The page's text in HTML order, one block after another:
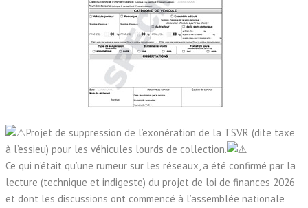
Projet de suppression de l’exonération de la TSVR (dite taxe
à l’essieu) pour les véhicules lourds de collection.
Ce qui n’était qu’une rumeur sur les réseaux, a été confirmé par la
lecture (technique et indigeste) du projet de loi de finances 2026
et dont les discussions ont commencé à l’assemblée nationale